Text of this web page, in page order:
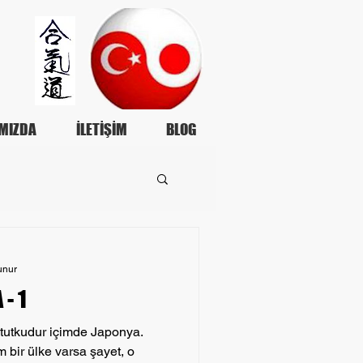
İLETİŞİM BLOG
- 1
içimde Japonya.
bir ülke varsa şayet, o